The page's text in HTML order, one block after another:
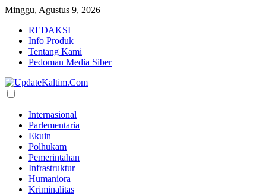
Minggu, Agustus 9, 2026
REDAKSI
Info Produk
Tentang Kami
Pedoman Media Siber
Internasional
Parlementaria
Ekuin
Polhukam
Pemerintahan
Infrastruktur
Humaniora
Kriminalitas